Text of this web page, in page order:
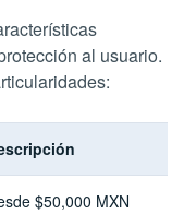
al usuario.
$50,000 MXN